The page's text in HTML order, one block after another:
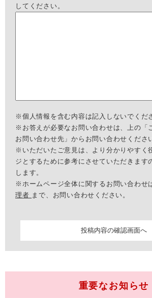
してください。
※個人情報を含む内容は記入しないでくだ
※お答えが必要なお問い合わせは、上の「
お問い合わせ先」からお問い合わせくださ
※いただいたご意見は、より分かりやすく
ジとするために参考にさせていただきます
します。
※ホームページ全体に関するお問い合わせ
理者 まで、お問い合わせください。
重要なお知らせ